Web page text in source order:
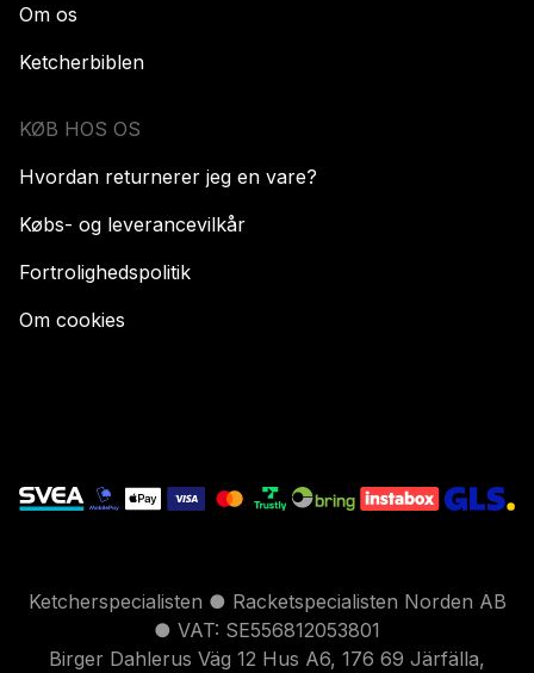
Om os
Ketcherbiblen
KØB HOS OS
Hvordan returnerer jeg en vare?
Købs- og leverancevilkår
Fortrolighedspolitik
Om cookies
Ketcherspecialisten ● Racketspecialisten Norden AB
● VAT: SE556812053801
Birger Dahlerus Väg 12 Hus A6, 176 69 Järfälla,